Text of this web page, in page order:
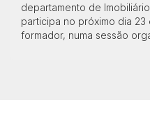
departamento de
participa no próximo dia
formador, numa sessão